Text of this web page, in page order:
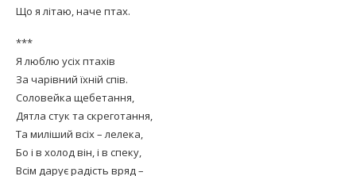
Що я літаю, наче птах.
***
Я люблю усіх птахів
За чарівний їхній спів.
Соловейка щебетання,
Дятла стук та скреготання,
Та миліший всіх – лелека,
Бо і в холод він, і в спеку,
Всім дарує радість вряд –